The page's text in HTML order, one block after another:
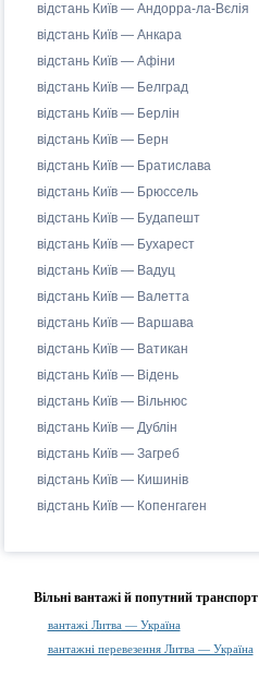
відстань Київ — Андорра-ла-Вєлія
відстань Київ — Анкара
відстань Київ — Афіни
відстань Київ — Белград
відстань Київ — Берлін
відстань Київ — Берн
відстань Київ — Братислава
відстань Київ — Брюссель
відстань Київ — Будапешт
відстань Київ — Бухарест
відстань Київ — Вадуц
відстань Київ — Валетта
відстань Київ — Варшава
відстань Київ — Ватикан
відстань Київ — Відень
відстань Київ — Вільнюс
відстань Київ — Дублін
відстань Київ — Загреб
відстань Київ — Кишинів
відстань Київ — Копенгаген
Вільні вантажі й попутний транспорт
вантажі Литва — Україна
вантажні перевезення Литва — Україна